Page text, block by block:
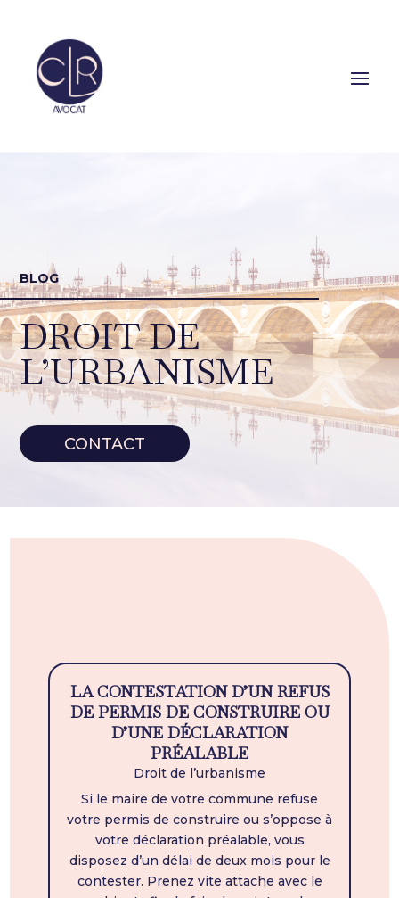
BLOG
DROIT DE
L’URBANISME
CONTACT
LA CONTESTATION D’UN REFUS
DE PERMIS DE CONSTRUIRE OU
D’UNE DÉCLARATION
PRÉALABLE
Droit de l’urbanisme
Si le maire de votre commune refuse
votre permis de construire ou s’oppose à
votre déclaration préalable, vous
disposez d’un délai de deux mois pour le
contester. Prenez vite attache avec le